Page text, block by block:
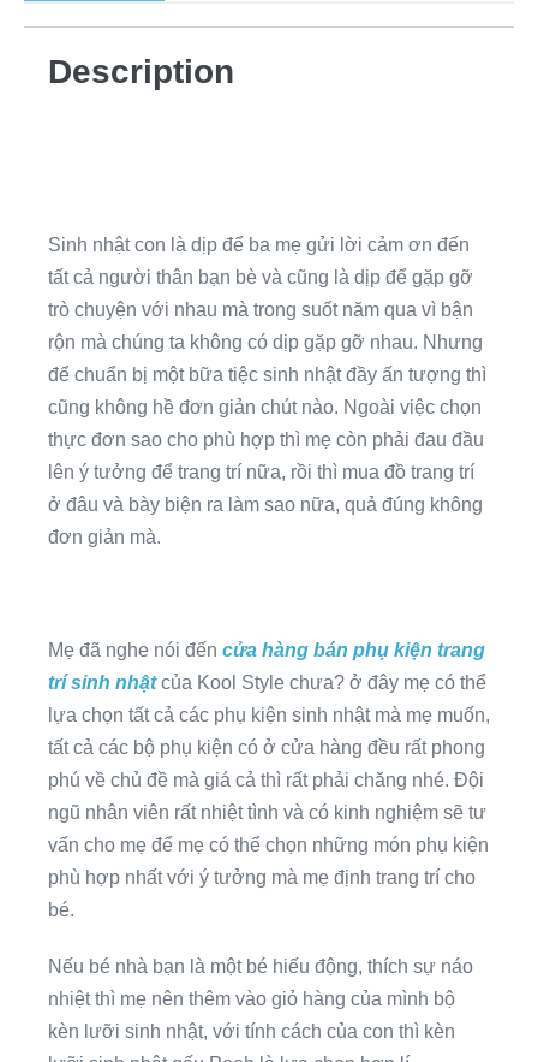
Description
Sinh nhật con là dịp để ba mẹ gửi lời cảm ơn đến
tất cả người thân bạn bè và cũng là dịp để gặp gỡ
trò chuyện với nhau mà trong suốt năm qua vì bận
rộn mà chúng ta không có dịp gặp gỡ nhau. Nhưng
để chuẩn bị một bữa tiệc sinh nhật đầy ấn tượng thì
cũng không hề đơn giản chút nào. Ngoài việc chọn
thực đơn sao cho phù hợp thì mẹ còn phải đau đầu
lên ý tưởng để trang trí nữa, rồi thì mua đồ trang trí
ở đâu và bày biện ra làm sao nữa, quả đúng không
đơn giản mà.
Mẹ đã nghe nói đến cửa hàng bán phụ kiện trang
trí sinh nhậtcủa Kool Style chưa? ở đây mẹ có thể
lựa chọn tất cả các phụ kiện sinh nhật mà mẹ muốn,
tất cả các bộ phụ kiện có ở cửa hàng đều rất phong
phú về chủ đề mà giá cả thì rất phải chăng nhé. Đội
ngũ nhân viên rất nhiệt tình và có kinh nghiệm sẽ tư
vấn cho mẹ để mẹ có thể chọn những món phụ kiện
phù hợp nhất với ý tưởng mà mẹ định trang trí cho
bé.
Nếu bé nhà bạn là một bé hiếu động, thích sự náo
nhiệt thì mẹ nên thêm vào giỏ hàng của mình bộ
kèn lưỡi sinh nhật, với tính cách của con thì kèn